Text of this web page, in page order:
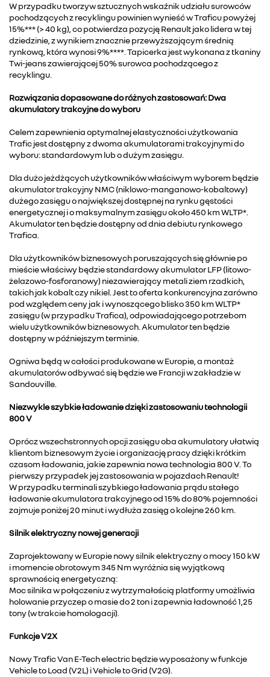
W przypadku tworzyw sztucznych wskaźnik udziału surowców
pochodzących z recyklingu powinien wynieść w Traficu powyżej
15%*** (> 40 kg), co potwierdza pozycję Renault jako lidera w tej
dziedzinie, z wynikiem znacznie przewyższającym średnią
rynkową, która wynosi 9%****. Tapicerka jest wykonana z tkaniny
Twi-jeans zawierającej 50% surowca pochodzącego z
recyklingu.
Rozwiązania dopasowane do różnych zastosowań: Dwa
akumulatory trakcyjne do wyboru
Celem zapewnienia optymalnej elastyczności użytkowania
Trafic jest dostępny z dwoma akumulatorami trakcyjnymi do
wyboru: standardowym lub o dużym zasięgu.
Dla dużo jeżdżących użytkowników właściwym wyborem będzie
akumulator trakcyjny NMC (niklowo-manganowo-kobaltowy)
dużego zasięgu o największej dostępnej na rynku gęstości
energetycznej i o maksymalnym zasięgu około 450 km WLTP*.
Akumulator ten będzie dostępny od dnia debiutu rynkowego
Trafica.
Dla użytkowników biznesowych poruszających się głównie po
mieście właściwy będzie standardowy akumulator LFP (litowo-
żelazowo-fosforanowy) niezawierający metali ziem rzadkich,
takich jak kobalt czy nikiel. Jest to oferta konkurencyjna zarówno
pod względem ceny jak i wynoszącego blisko 350 km WLTP*
zasięgu (w przypadku Trafica), odpowiadającego potrzebom
wielu użytkowników biznesowych. Akumulator ten będzie
dostępny w późniejszym terminie.
Ogniwa będą w całości produkowane w Europie, a montaż
akumulatorów odbywać się będzie we Francji w zakładzie w
Sandouville.
Niezwykle szybkie ładowanie dzięki zastosowaniu technologii
800 V
Oprócz wszechstronnych opcji zasięgu oba akumulatory ułatwią
klientom biznesowym życie i organizację pracy dzięki krótkim
czasom ładowania, jakie zapewnia nowa technologia 800 V. To
pierwszy przypadek jej zastosowania w pojazdach Renault!
W przypadku terminali szybkiego ładowania prądu stałego
ładowanie akumulatora trakcyjnego od 15% do 80% pojemności
zajmuje poniżej 20 minut i wydłuża zasięg o kolejne 260 km.
Silnik elektryczny nowej generacji
Zaprojektowany w Europie nowy silnik elektryczny o mocy 150 kW
i momencie obrotowym 345 Nm wyróżnia się wyjątkową
sprawnością energetyczną:
Moc silnika w połączeniu z wytrzymałością platformy umożliwia
holowanie przyczep o masie do 2 ton i zapewnia ładowność 1,25
tony (w trakcie homologacji).
Funkcje V2X
Nowy Trafic Van E-Tech electric będzie wyposażony w funkcje
Vehicle to Load (V2L) i Vehicle to Grid (V2G).